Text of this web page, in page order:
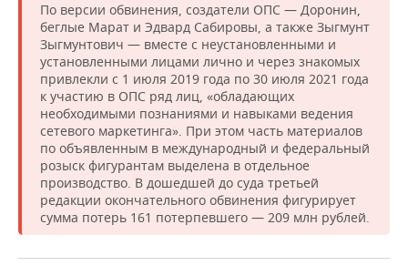
По версии обвинения, создатели ОПС — Доронин,
беглые Марат и Эдвард Сабировы, а также Зыгмунт
Зыгмунтович — вместе с неустановленными и
установленными лицами лично и через знакомых
привлекли с 1 июля 2019 года по 30 июля 2021 года
к участию в ОПС ряд лиц, «обладающих
необходимыми познаниями и навыками ведения
сетевого маркетинга». При этом часть материалов
по объявленным в международный и федеральный
розыск фигурантам выделена в отдельное
производство. В дошедшей до суда третьей
редакции окончательного обвинения фигурирует
сумма потерь 161 потерпевшего — 209 млн рублей.